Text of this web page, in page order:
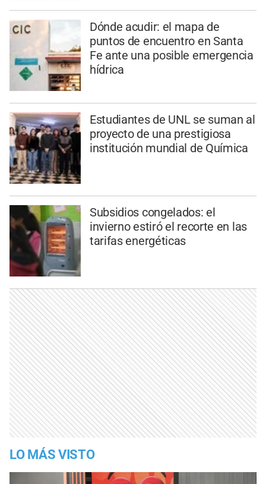
Dónde acudir: el mapa de
puntos de encuentro en Santa
Fe ante una posible emergencia
hídrica
Estudiantes de UNL se suman al
proyecto de una prestigiosa
institución mundial de Química
Subsidios congelados: el
invierno estiró el recorte en las
tarifas energéticas
LO MÁS VISTO